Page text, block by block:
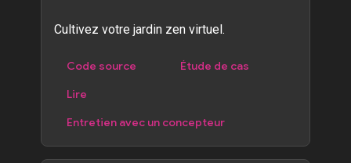
Cultivez votre jardin zen virtuel.
Code source
Étude de cas
Lire
Entretien avec un concepteur